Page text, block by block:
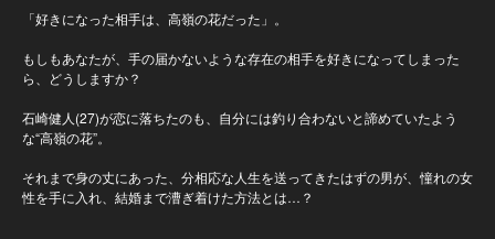
「好きになった相手は、高嶺の花だった」。
もしもあなたが、手の届かないような存在の相手を好きになってしまった
ら、どうしますか？
石崎健人(27)が恋に落ちたのも、自分には釣り合わないと諦めていたよう
な“高嶺の花”。
それまで身の丈にあった、分相応な人生を送ってきたはずの男が、憧れの女
性を手に入れ、結婚まで漕ぎ着けた方法とは…？